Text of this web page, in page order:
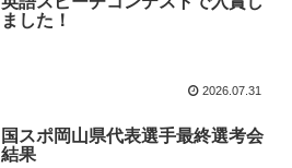
ました！
2026.07.31
国スポ岡山県代表選手最終選考会
結果